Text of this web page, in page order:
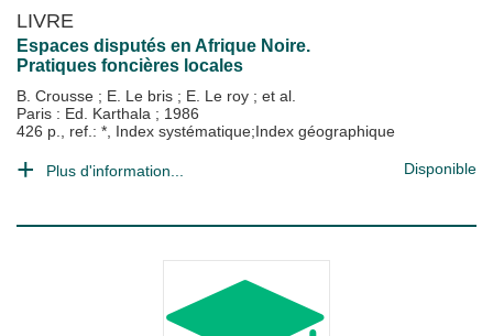
LIVRE
Espaces disputés en Afrique Noire.
Pratiques foncières locales
B. Crousse ; E. Le bris ; E. Le roy ; et al.
Paris : Ed. Karthala ; 1986
426 p., ref.: *, Index systématique;Index géographique
Plus d'information... Disponible